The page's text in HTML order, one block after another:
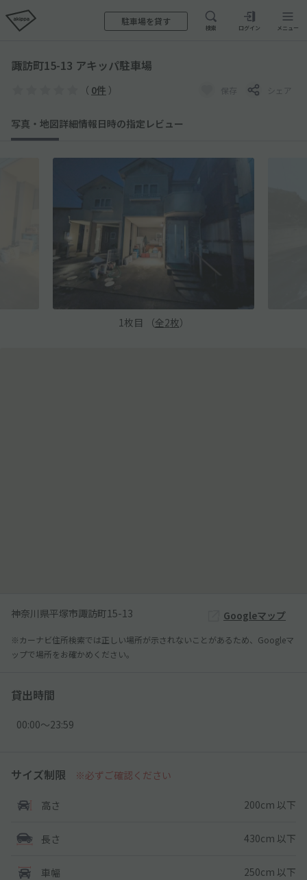
駐車場を貸す
検索 ログイン メニュー
諏訪町15-13 アキッパ駐車場
（ 0件 ） 保存 シェア
写真・地図詳細情報日時の指定 レビュー
1 枚目 （全2枚）
神奈川県平塚市諏訪町15-13 Googleマップ
※カーナビ住所検索では正しい場所が示されないことがあるため、Googleマ
ップで場所をお確かめください。
貸出時間
00:00〜23:59
サイズ制限 ※必ずご確認ください
高さ 200cm 以下
長さ 430cm 以下
車幅 250cm 以下